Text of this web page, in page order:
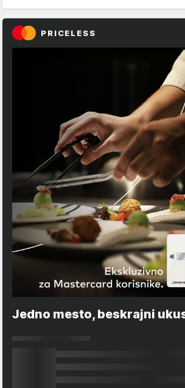
PRICELESS
Jedno mesto, beskrajni